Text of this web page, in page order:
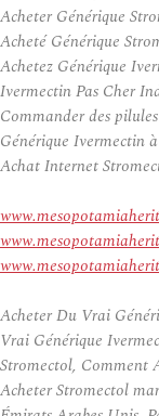
Acheter Générique
Acheté Générique
Achetez Générique
Ivermectin Pas Cher
Commander des
Générique Ivermectin
Achat Internet
Acheter Du Vrai
Vrai Générique
Stromectol, Comment
Acheter Stromectol